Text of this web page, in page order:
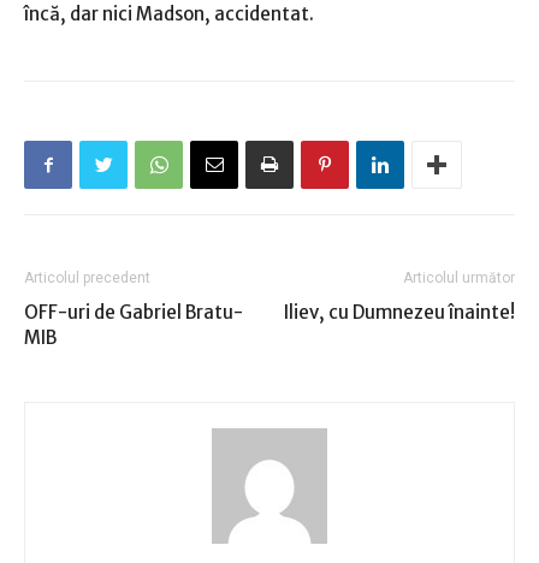
încă, dar nici Madson, accidentat.
Articolul precedent
OFF-uri de Gabriel Bratu-
MIB
Articolul următor
Iliev, cu Dumnezeu înainte!